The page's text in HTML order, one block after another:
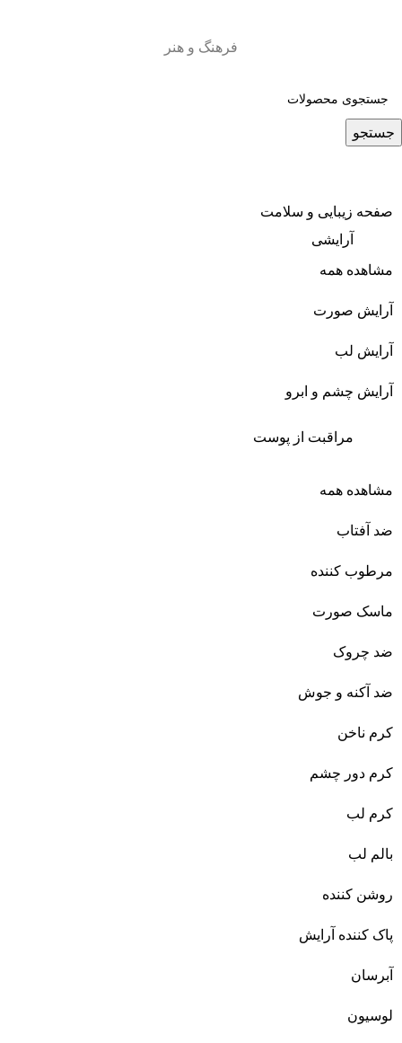
فرهنگ و هنر
جستجو
صفحه زیبایی و سلامت
آرایشی
مشاهده همه
آرایش صورت
آرایش لب
آرایش چشم و ابرو
مراقبت از پوست
مشاهده همه
ضد آفتاب
مرطوب کننده
ماسک صورت
ضد چروک
ضد آکنه و جوش
کرم ناخن
کرم دور چشم
کرم لب
بالم لب
روشن کننده
پاک کننده آرایش
آبرسان
لوسیون